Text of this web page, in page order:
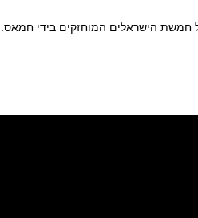
חמשת הישראלים המוחזקים בידי חמאס.